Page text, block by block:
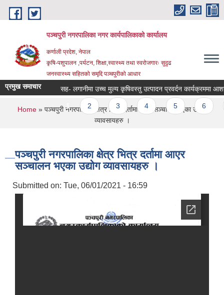
Skip to main content
पञ्चपुरी नगरपालिका नगर कार्यपालिकाको कार्यालय
कर्णाली प्रदेश, नेपाल
कृषि-पशुपालन ,पर्यटन, शिक्षा,स्वास्थ्य तथा स्वरोजगारः सुदृढ
जनस्वास्थ्य सहितको समृद्दि पञ्चपुरीको आधार
प्रमुख समाचार सह- लगानीमा उच्च मुल्य कृषिवस्तु उत्पादन प्रवर्दन कार्यक्रममा आशय
Pages
1 2 3 4 5 6
You are here
Home » पञ्चपुरी नगरपालिका क्षेत्र भित्र दर्तामा आएर सञ्चालन भएका उद्योग
व्यावसायहरु ।
पञ्चपुरी नगरपालिका क्षेत्र भित्र दर्तामा आएर
सञ्चालन भएका उद्योग व्यावसायहरु ।
Submitted on: Tue, 06/01/2021 - 16:59